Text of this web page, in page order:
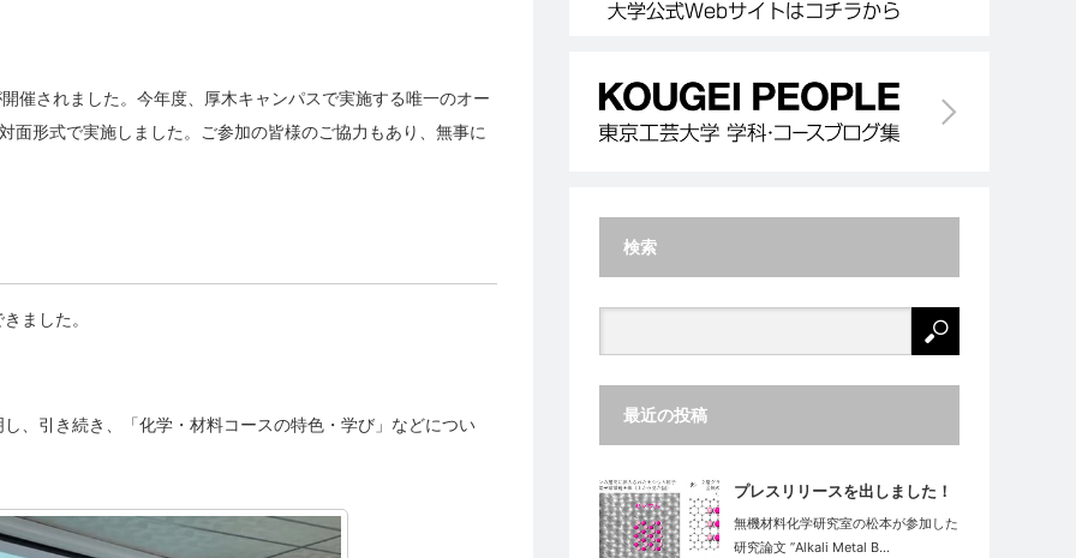
催されました。今年度、厚木キャンパスで実施する唯一のオー
面形式で実施しました。ご参加の皆様のご協力もあり、無事に
ました。
、引き続き、「化学・材料コースの特色・学び」などについ
検索
最近の投稿
プレスリリースを出しました！
無機材料化学研究室の松本が参加した
研究論文 ”Alkali Metal B…